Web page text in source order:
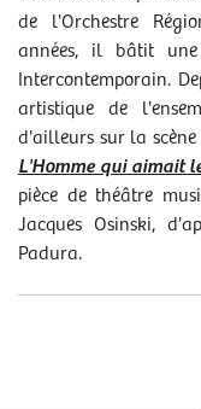
de l'Orchestre
années, il bâtit une
Intercontemporain.
artistique de
d'ailleurs sur la
L'Homme qui aimait
pièce de théâtre
Jacques Osinski,
Padura.